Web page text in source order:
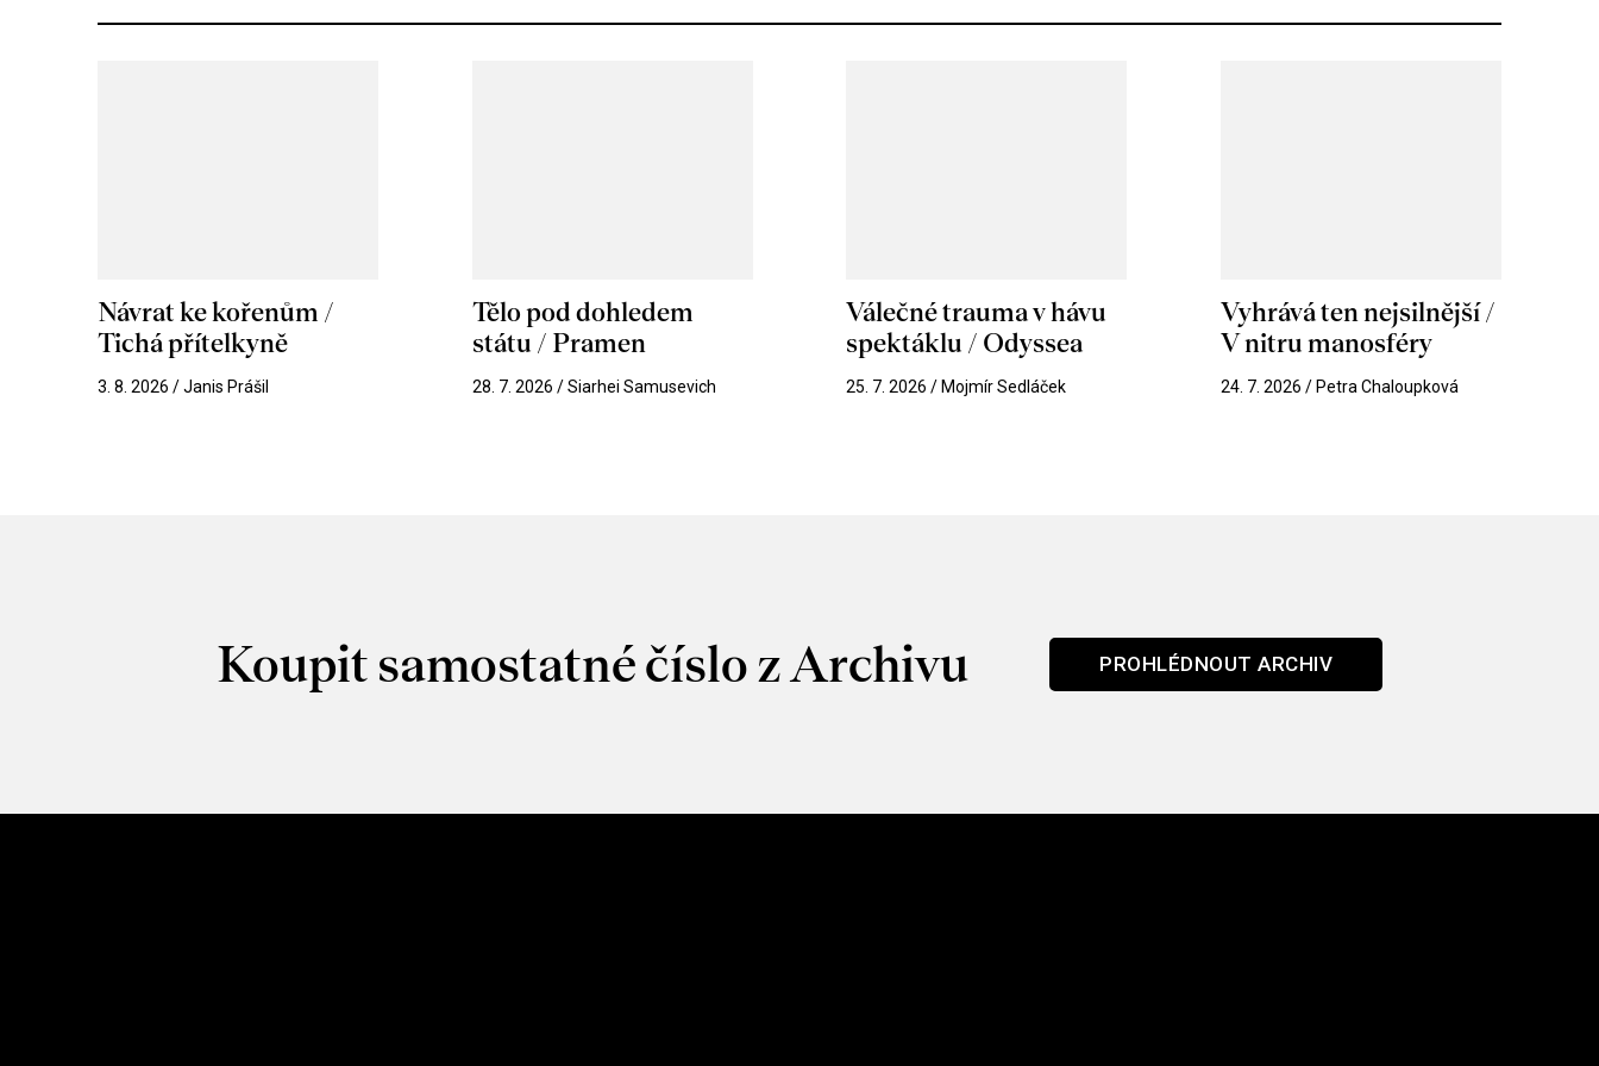
Návrat ke kořenům /
Tichá přítelkyně
3. 8. 2026 / Janis Prášil
Tělo pod dohledem
státu / Pramen
28. 7. 2026 / Siarhei Samusevich
Válečné trauma v hávu
spektáklu / Odyssea
25. 7. 2026 / Mojmír Sedláček
Vyhrává ten nejsilnější /
V nitru manosféry
24. 7. 2026 / Petra Chaloupková
Koupit samostatné číslo z Archivu PROHLÉDNOUT ARCHIV